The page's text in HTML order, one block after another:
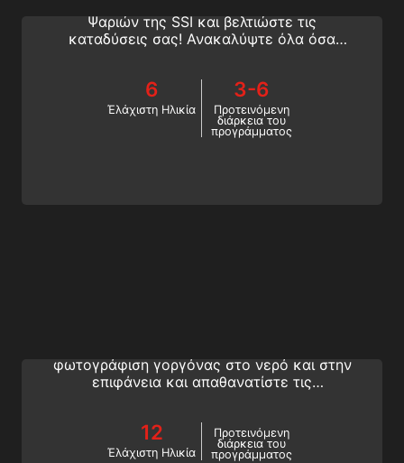
Ψαριών της SSI και βελτιώστε τις
καταδύσεις σας! Ανακαλύψτε όλα όσα
Καραϊβικής, του Ινδο-Ειρηνικού και της
Ερυθράς Θάλασσας και αποκτήστε την
πιστοποίηση ειδικότητας Ταυτοποίησης
Ψαριών της SSI.
6
Έλάχιστη Ηλικία
3-6
Προτεινόμενη
διάρκεια του
προγράμματος
φωτογράφιση γοργόνας στο νερό και στην
επιφάνεια και απαθανατίστε τις
SSI Model Mermaid.
12
Έλάχιστη Ηλικία
Προτεινόμενη
διάρκεια του
προγράμματος